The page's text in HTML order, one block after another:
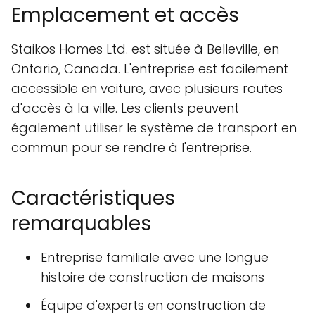
Emplacement et accès
Staikos Homes Ltd. est située à Belleville, en
Ontario, Canada. L'entreprise est facilement
accessible en voiture, avec plusieurs routes
d'accès à la ville. Les clients peuvent
également utiliser le système de transport en
commun pour se rendre à l'entreprise.
Caractéristiques
remarquables
Entreprise familiale avec une longue
histoire de construction de maisons
Équipe d'experts en construction de